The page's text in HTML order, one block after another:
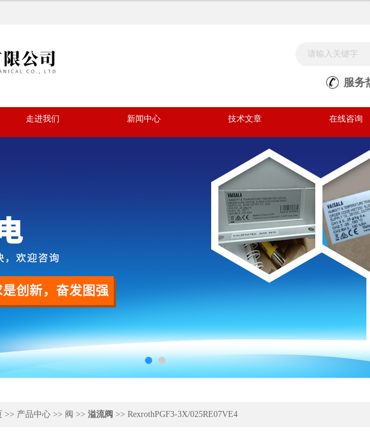
服务
走进我们 新闻中心 技术文章 在线咨询
>> 产品中心 >> 阀 >> 溢流阀 >> RexrothPGF3-3X/025RE07VE4